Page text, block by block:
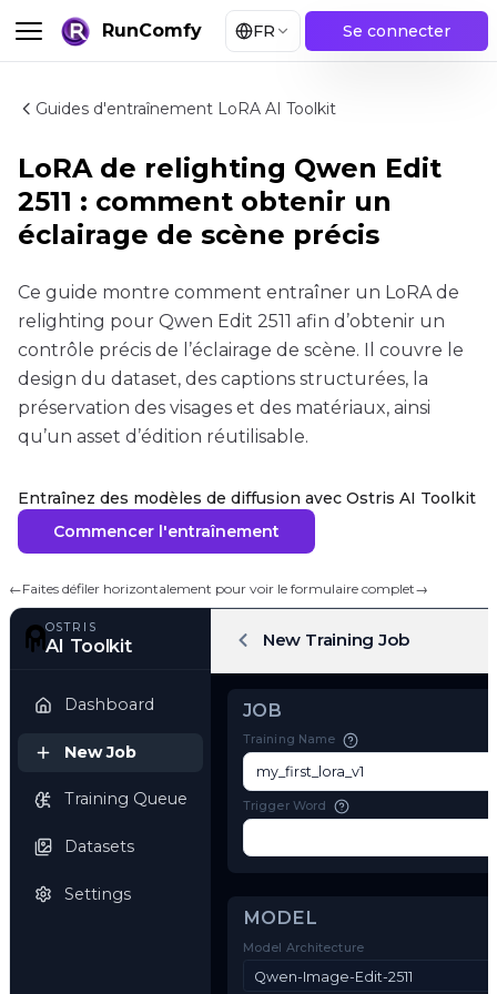
RunComfy FR Se connecter
Guides d'entraînement LoRA AI Toolkit
LoRA de relighting Qwen Edit
2511 : comment obtenir un
éclairage de scène précis
Ce guide montre comment entraîner un LoRA de
relighting pour Qwen Edit 2511 afin d’obtenir un
contrôle précis de l’éclairage de scène. Il couvre le
design du dataset, des captions structurées, la
préservation des visages et des matériaux, ainsi
qu’un asset d’édition réutilisable.
Entraînez des modèles de diffusion avec Ostris AI Toolkit
Commencer l'entraînement
←Faites défiler horizontalement pour voir le formulaire complet→
OSTRIS
AI Toolkit
New Job
Training Queue
JOB
Training Name